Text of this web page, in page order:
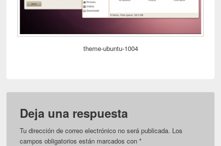
theme-ubuntu-1004
Deja una respuesta
Tu dirección de correo electrónico no será publicada. Los
campos obligatorios están marcados con*